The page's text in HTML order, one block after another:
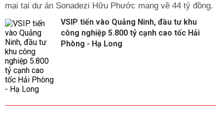
mại tại dự án Sonadezi Hữu Phước mang về 44 tỷ đồng.
VSIP tiến vào Quảng Ninh, đầu tư khu
công nghiệp 5.800 tỷ cạnh cao tốc Hải
Phòng - Hạ Long